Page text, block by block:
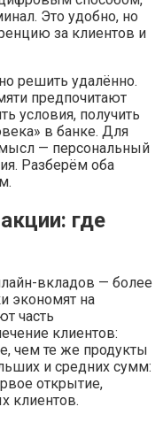
Это удобно, но
за клиентов и
решить удалённо.
предпочитают
условия, получить
в банке. Для
— персональный
Разберём оба
где
вкладов — более
экономят на
часть
клиентов:
чем те же продукты
и средних сумм:
открытие,
клиентов.